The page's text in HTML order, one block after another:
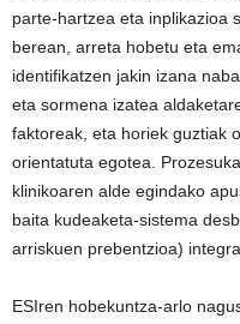
parte-hartzea eta inplikazioa
berean, arreta hobetu eta
identifikatzen jakin izana
eta sormena izatea
faktoreak, eta horiek guztiak
orientatuta egotea.
klinikoaren alde egindako
baita kudeaketa-sistema
arriskuen prebentzioa)
ESIren hobekuntza-arlo